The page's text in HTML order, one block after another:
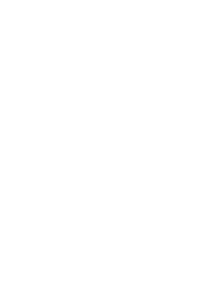
(BuildId: